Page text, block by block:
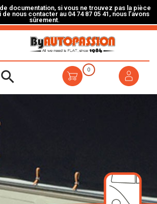
documentation, si vous ne trouvez pas la pièce
nous contacter au 04 74 87 05 41, nous l’avons
sûrement.
 0